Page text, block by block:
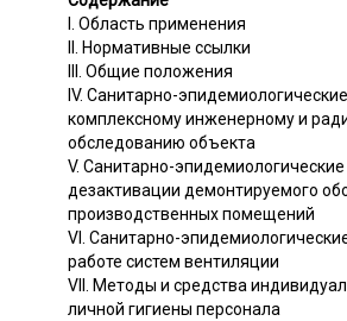
I. Область применения
II. Нормативные ссылки
III. Общие положения
IV. Санитарно-
комплексному инженерному и
обследованию объекта
V. Санитарно-
дезактивации демонтируемого
производственных помещений
VI. Санитарно-
работе систем вентиляции
VII. Методы и средства
личной гигиены персонала